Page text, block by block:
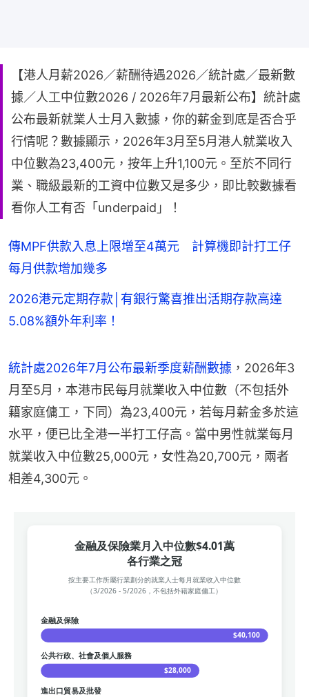
【港人月薪2026／薪酬待遇2026／統計處／最新數
據／人工中位數2026 / 2026年7月最新公布】統計處
公布最新就業人士月入數據，你的薪金到底是否合乎
行情呢？數據顯示，2026年3月至5月港人就業收入
中位數為23,400元，按年上升1,100元。至於不同行
業、職級最新的工資中位數又是多少，即比較數據看
看你人工有否「underpaid」！
傳MPF供款入息上限增至4萬元 計算機即計打工仔
每月供款增加幾多
2026港元定期存款│有銀行驚喜推出活期存款高達
5.08%額外年利率！
統計處2026年7月公布最新季度薪酬數據 ，2026年3
月至5月，本港市民每月就業收入中位數（不包括外
籍家庭傭工，下同）為23,400元，若每月薪金多於這
水平，便已比全港一半打工仔高。當中男性就業每月
就業收入中位數25,000元，女性為20,700元，兩者
相差4,300元。